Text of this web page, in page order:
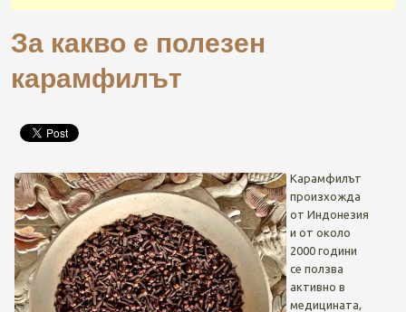
За какво е полезен
карамфилът
Карамфилът
произхожда
от Индонезия
и от около
2000 години
се ползва
активно в
медицината,